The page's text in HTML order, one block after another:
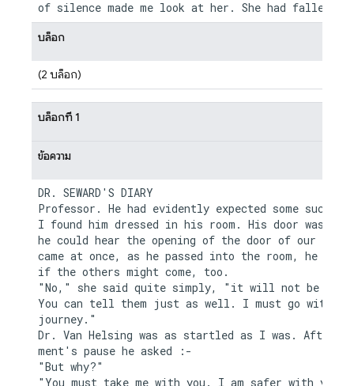
บล็อก
(2 บล็อก)
บล็อกที่ 1
ข้อความ
DR. SEWARD'S DIARY
Professor. He had evidently expected some such
I found him dressed in his room. His door was
he could hear the opening of the door of our
came at once, as he passed into the room, he
if the others might come, too.
"No," she said quite simply, "it will not be
You can tell them just as well. I must go with
journey."
Dr. Van Helsing was as startled as I was. After a
ment's pause he asked :-
"But why?"
"You must take me with you. I am safer with you,